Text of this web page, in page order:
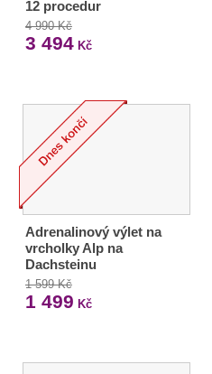
12 procedur
4 990 Kč
3 494Kč
Adrenalinový výlet na
vrcholky Alp na
Dachsteinu
1 599 Kč
1 499 Kč